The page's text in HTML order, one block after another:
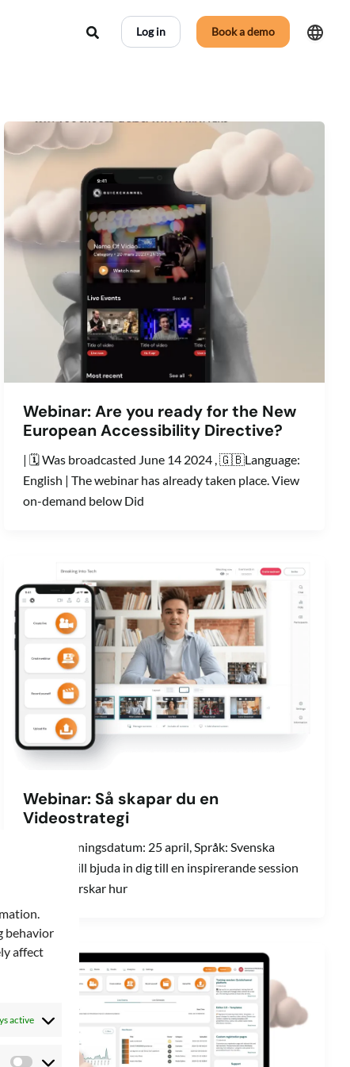
behavior
affect
active
Search Log in Book a demo
Webinar: Are you ready for the New
European Accessibility Directive?
| 🗓️ Was broadcasted June 14 2024 , 🇬🇧Language:
English | The webinar has already taken place. View
on-demand below Did
Webinar: Så skapar du en
Videostrategi
| 🗓️ Inspelningsdatum: 25 april, Språk: Svenska
🇸🇪 | Vi vill bjuda in dig till en inspirerande session
där vi utforskar hur